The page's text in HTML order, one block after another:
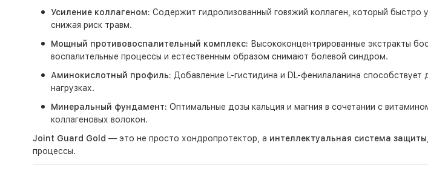
Усиление коллагеном: Содержит гидролизованный говяжий коллаген, который быстро
снижая риск травм.
Мощный противовоспалительный комплекс: Высококонцентрированные экстракты
воспалительные процессы и естественным образом снимают болевой синдром.
Аминокислотный профиль: Добавление L-гистидина и DL-фенилаланина
нагрузках.
Минеральный фундамент: Оптимальные дозы кальция и магния в сочетании с
коллагеновых волокон.
Joint Guard Gold — это не просто хондропротектор, а интеллектуальная система защиты
процессы.